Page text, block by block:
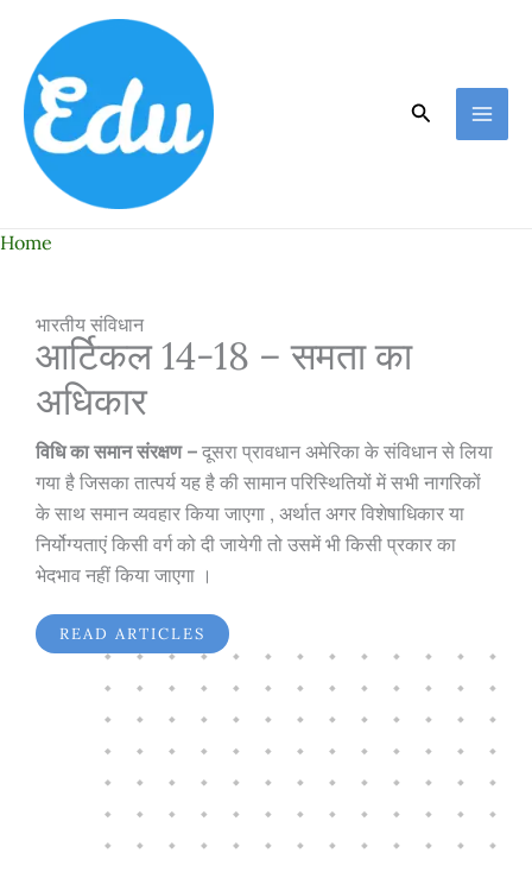
content
Search
Home
भारतीय संविधान
आर्टिकल 14-18 – समता का
अधिकार
विधि का समान संरक्षण – दूसरा प्रावधान अमेरिका के संविधान से लिया
गया है जिसका तात्पर्य यह है की सामान परिस्थितियों में सभी नागरिकों
के साथ समान व्यवहार किया जाएगा , अर्थात अगर विशेषाधिकार या
निर्योग्यताएं किसी वर्ग को दी जायेगी तो उसमें भी किसी प्रकार का
भेदभाव नहीं किया जाएगा ।
READ ARTICLES